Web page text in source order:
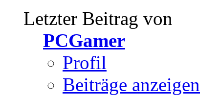
Letzter Beitrag von
PCGamer
Profil
Beiträge anzeigen